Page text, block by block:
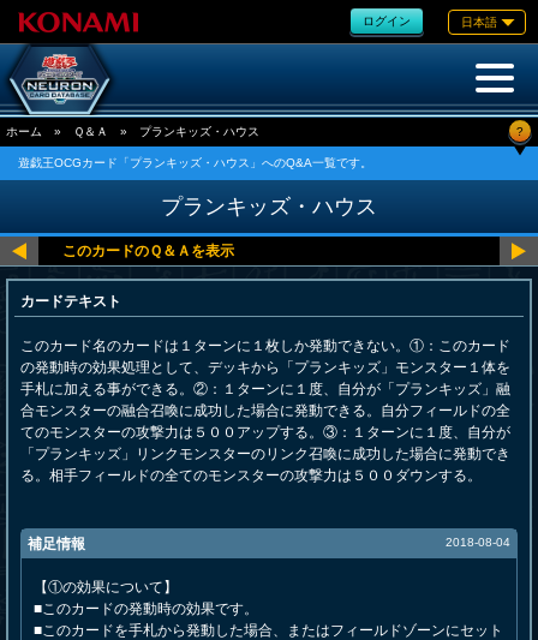
ログイン 日本語
ホーム » Ｑ＆Ａ » プランキッズ・ハウス ?
遊戯王OCGカード「プランキッズ・ハウス」へのQ&A一覧です。
プランキッズ・ハウス
カードテキスト
このカード名のカードは１ターンに１枚しか発動できない。①：このカード
の発動時の効果処理として、デッキから「プランキッズ」モンスター１体を
手札に加える事ができる。②：１ターンに１度、自分が「プランキッズ」融
合モンスターの融合召喚に成功した場合に発動できる。自分フィールドの全
てのモンスターの攻撃力は５００アップする。③：１ターンに１度、自分が
「プランキッズ」リンクモンスターのリンク召喚に成功した場合に発動でき
る。相手フィールドの全てのモンスターの攻撃力は５００ダウンする。
補足情報 2018-08-04
【①の効果について】
■このカードの発動時の効果です。
■このカードを手札から発動した場合、またはフィールドゾーンにセット